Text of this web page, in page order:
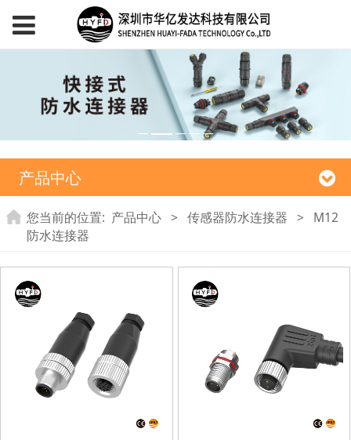
产品中心
您当前的位置: 产品中心 > 传感器防水连接器 >
M12
防水连接器